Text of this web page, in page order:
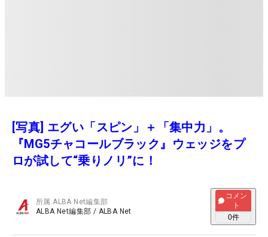
[写真] エグい「スピン」＋「集中力」。
『MG5チャコールブラック』ウェッジをプ
ロが試して“乗りノリ”に！
所属ALBA Net編集部
ALBA Net編集部 / ALBA Net
コメン
ト
0件